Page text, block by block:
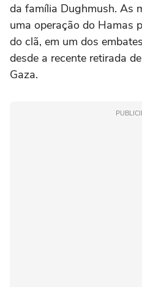
da família Dughmush. As
uma operação do Hamas
do clã, em um dos
desde a recente retirada
Gaza.